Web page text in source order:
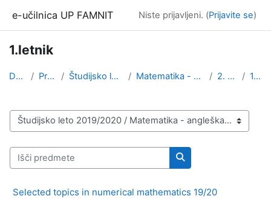
e-učilnica UP FAMNIT Niste prijavljeni. (Prijavite se)
1.letnik
Domov Predmeti Študijsko leto 2019/2020 Matematika - angleška izvedba 2. stopnja 1.letnik
Kategorije predmetov
Išči predmete
Išči predmete
Selected topics in numerical mathematics 19/20